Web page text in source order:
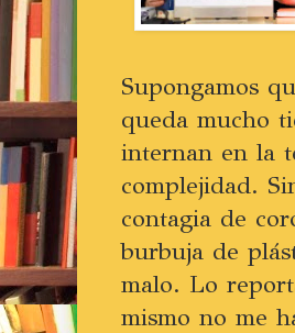
Supongamos
queda mucho
internan en la
complejidad.
contagia de
burbuja de
malo. Lo
mismo no me